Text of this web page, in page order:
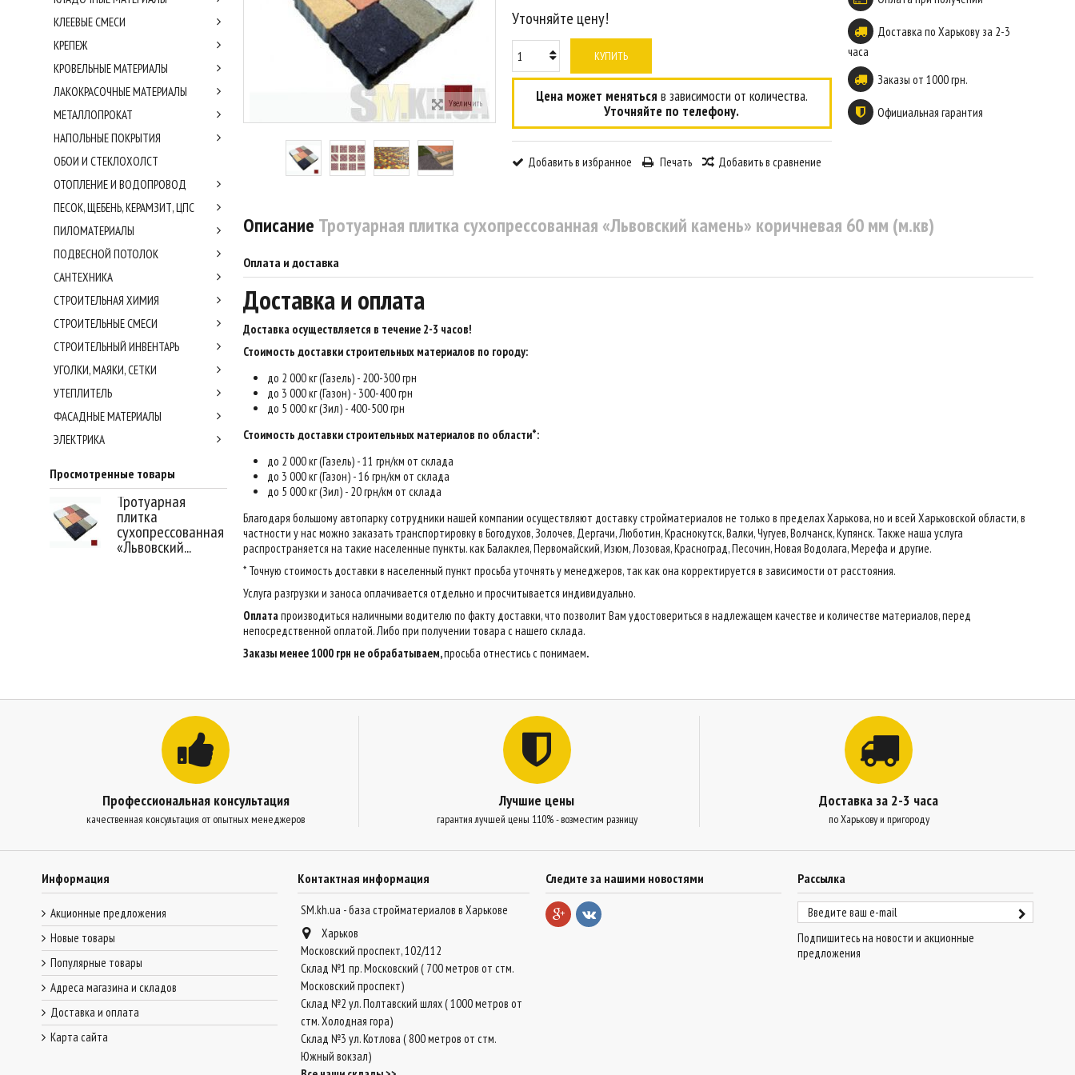
Увеличить
Уточняйте цену!
КУПИТЬ
Цена может меняться в зависимости от количества.
Уточняйте по телефону.
Добавить в избранное Печать Добавить в сравнение
Доставка по Харькову за 2-3
часа
Заказы от 1000 грн.
Официальная гарантия
Описание Тротуарная плитка сухопрессованная «Львовский камень» коричневая 60 мм (м.кв)
Оплата и доставка
Доставка и оплата
Доставка осуществляется в течение 2-3 часов!
Стоимость доставки строительных материалов по городу:
до 2 000 кг (Газель) - 200-300 грн
до 3 000 кг (Газон) - 300-400 грн
до 5 000 кг (Зил) - 400-500 грн
Стоимость доставки строительных материалов по области*:
до 2 000 кг (Газель) - 11 грн/км от склада
до 3 000 кг (Газон) - 16 грн/км от склада
до 5 000 кг (Зил) - 20 грн/км от склада
Благодаря большому автопарку сотрудники нашей компании осуществляют доставку стройматериалов не только в пределах Харькова, но и всей Харьковской области, в
частности у нас можно заказать транспортировку в Богодухов, Золочев, Дергачи, Люботин, Краснокутск, Валки, Чугуев, Волчанск, Купянск. Также наша услуга
распространяется на такие населенные пункты. как Балаклея, Первомайский, Изюм, Лозовая, Красноград, Песочин, Новая Водолага, Мерефа и другие.
* Точную стоимость доставки в населенный пункт просьба уточнять у менеджеров, так как она корректируется в зависимости от расстояния.
Услуга разгрузки и заноса оплачивается отдельно и просчитывается индивидуально.
Оплатапроизводиться наличными водителю по факту доставки, что позволит Вам удостовериться в надлежащем качестве и количестве материалов, перед
непосредственной оплатой. Либо при получении товара с нашего склада.
Заказы менее 1000 грн не обрабатываем,просьба отнестись с понимаем.
КЛЕЕВЫЕ СМЕСИ
КРЕПЕЖ
КРОВЕЛЬНЫЕ МАТЕРИАЛЫ
ЛАКОКРАСОЧНЫЕ МАТЕРИАЛЫ
МЕТАЛЛОПРОКАТ
НАПОЛЬНЫЕ ПОКРЫТИЯ
ОБОИ И СТЕКЛОХОЛСТ
ОТОПЛЕНИЕ И ВОДОПРОВОД
ПЕСОК, ЩЕБЕНЬ, КЕРАМЗИТ, ЦПС
ПИЛОМАТЕРИАЛЫ
ПОДВЕСНОЙ ПОТОЛОК
САНТЕХНИКА
СТРОИТЕЛЬНАЯ ХИМИЯ
СТРОИТЕЛЬНЫЕ СМЕСИ
СТРОИТЕЛЬНЫЙ ИНВЕНТАРЬ
УГОЛКИ, МАЯКИ, СЕТКИ
УТЕПЛИТЕЛЬ
ФАСАДНЫЕ МАТЕРИАЛЫ
ЭЛЕКТРИКА
Просмотренные товары
Тротуарная
плитка
сухопрессованная
«Львовский...
Профессиональная консультация
качественная консультация от опытных менеджеров
Лучшие цены
гарантия лучшей цены 110% - возместим разницу
Доставка за 2-3 часа
по Харькову и пригороду
Информация
Акционные предложения
Новые товары
Популярные товары
Адреса магазина и складов
Доставка и оплата
Карта сайта
Контактная информация
SM.kh.ua - база стройматериалов в Харькове
Харьков
Московский проспект, 102/112
Склад №1 пр. Московский ( 700 метров от стм.
Московский проспект)
Склад №2 ул. Полтавский шлях ( 1000 метров от
стм. Холодная гора)
Склад №3 ул. Котлова ( 800 метров от стм.
Южный вокзал)
Рассылка
Подпишитесь на новости и акционные
предложения
Следите за нашими новостями